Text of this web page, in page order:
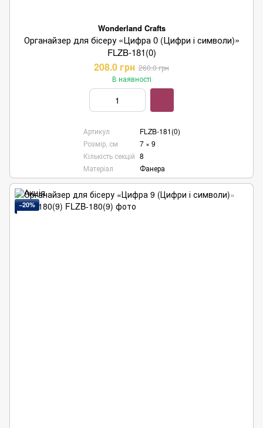
Wonderland Crafts
Органайзер для бісеру «Цифра 0 (Цифри і символи)»
FLZB-181(0)
208.0 грн 260.0 грн
В наявності
Артикул
FLZB-181(0)
Розмір, см
7 × 9
Кількість секцій 8
Матеріал
Фанера
−20%